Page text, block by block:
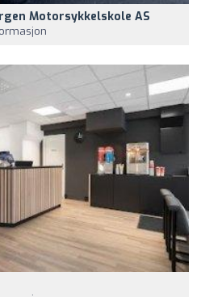
Motorsykkelskole AS